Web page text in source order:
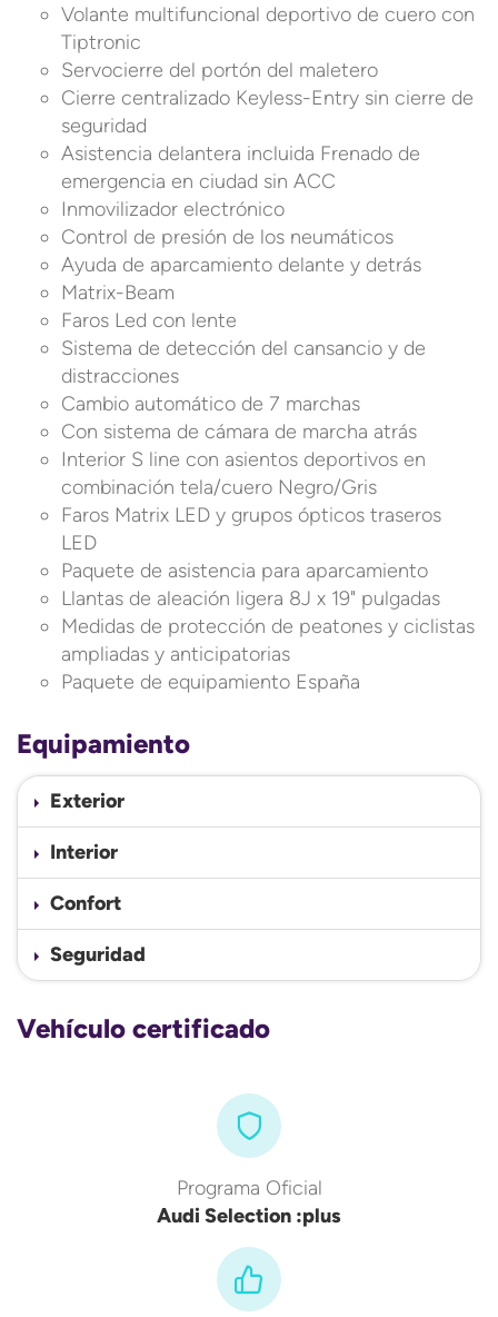
Volante multifuncional deportivo de cuero con
Tiptronic
Servocierre del portón del maletero
Cierre centralizado Keyless-Entry sin cierre de
seguridad
Asistencia delantera incluida Frenado de
emergencia en ciudad sin ACC
Inmovilizador electrónico
Control de presión de los neumáticos
Ayuda de aparcamiento delante y detrás
Matrix-Beam
Faros Led con lente
Sistema de detección del cansancio y de
distracciones
Cambio automático de 7 marchas
Con sistema de cámara de marcha atrás
Interior S line con asientos deportivos en
combinación tela/cuero Negro/Gris
Faros Matrix LED y grupos ópticos traseros
LED
Paquete de asistencia para aparcamiento
Llantas de aleación ligera 8J x 19" pulgadas
Medidas de protección de peatones y ciclistas
ampliadas y anticipatorias
Paquete de equipamiento España
Equipamiento
Exterior
Interior
Confort
Seguridad
Vehículo certificado
Programa Oficial
Audi Selection :plus